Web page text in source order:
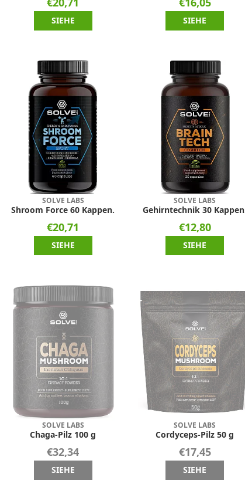
€20,71
SIEHE
€16,05
SIEHE
SOLVE LABS
Shroom Force 60 Kappen.
€20,71
SIEHE
SOLVE LABS
Gehirntechnik 30 Kappen.
€12,80
SIEHE
SOLVE LABS
Chaga-Pilz 100 g
€32,34
SIEHE
SOLVE LABS
Cordyceps-Pilz 50 g
€17,45
SIEHE